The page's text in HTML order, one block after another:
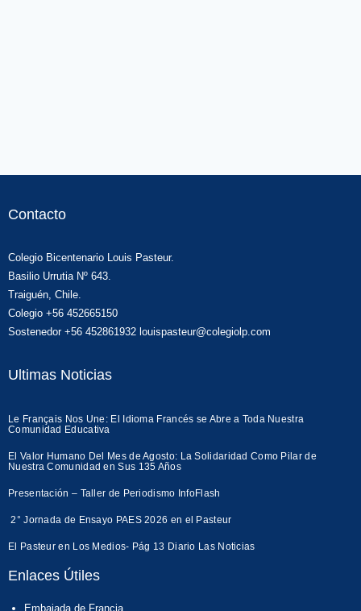
Contacto
Colegio Bicentenario Louis Pasteur.
Basilio Urrutia Nº 643.
Traiguén, Chile.
Colegio +56 452665150
Sostenedor +56 452861932 louispasteur@colegiolp.com
Ultimas Noticias
Le Français Nos Une: El Idioma Francés se Abre a Toda Nuestra
Comunidad Educativa
El Valor Humano Del Mes de Agosto: La Solidaridad Como Pilar de
Nuestra Comunidad en Sus 135 Años
Presentación – Taller de Periodismo InfoFlash
2° Jornada de Ensayo PAES 2026 en el Pasteur
El Pasteur en Los Medios- Pág 13 Diario Las Noticias
Enlaces Útiles
Embajada de Francia